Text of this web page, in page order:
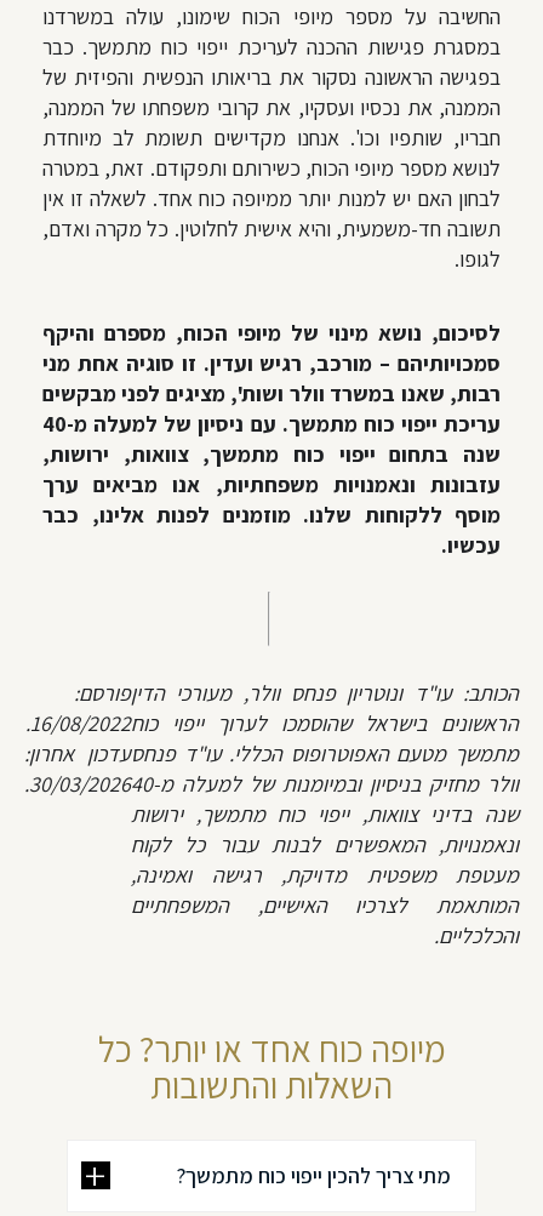
החשיבה על מספר מיופי הכוח שימונו, עולה במשרדנו
במסגרת פגישות ההכנה לעריכת ייפוי כוח מתמשך. כבר
בפגישה הראשונה נסקור את בריאותו הנפשית והפיזית של
הממנה, את נכסיו ועסקיו, את קרובי משפחתו של הממנה,
חבריו, שותפיו וכו'. אנחנו מקדישים תשומת לב מיוחדת
לנושא מספר מיופי הכוח, כשירותם ותפקודם. זאת, במטרה
לבחון האם יש למנות יותר ממיופה כוח אחד. לשאלה זו אין
תשובה חד-משמעית, והיא אישית לחלוטין. כל מקרה ואדם,
לגופו.
לסיכום, נושא מינוי של מיופי הכוח, מספרם והיקף
סמכויותיהם – מורכב, רגיש ועדין. זו סוגיה אחת מני
רבות, שאנו במשרד וולר ושות', מציגים לפני מבקשים
עריכת ייפוי כוח מתמשך. עם ניסיון של למעלה מ-40
שנה בתחום ייפוי כוח מתמשך, צוואות, ירושות,
עזבונות ונאמנויות משפחתיות, אנו מביאים ערך
מוסף ללקוחות שלנו. מוזמנים לפנות אלינו, כבר
עכשיו.
הכותב: עו"ד ונוטריון פנחס וולר, מעורכי הדין
הראשונים בישראל שהוסמכו לערוך ייפוי כוח
מתמשך מטעם האפוטרופוס הכללי. עו"ד פנחס
וולר מחזיק בניסיון ובמיומנות של למעלה מ-40
שנה בדיני צוואות, ייפוי כוח מתמשך, ירושות
ונאמנויות, המאפשרים לבנות עבור כל לקוח
מעטפת משפטית מדויקת, רגישה ואמינה,
המותאמת לצרכיו האישיים, המשפחתיים
והכלכליים.
פורסם:
16/08/2022.
עדכון אחרון:
30/03/2026.
מיופה כוח אחד או יותר? כל
השאלות והתשובות
מתי צריך להכין ייפוי כוח מתמשך?